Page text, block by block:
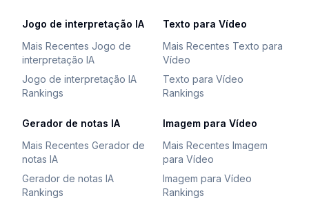
Jogo de interpretação IA
Mais Recentes Jogo de
interpretação IA
Jogo de interpretação IA
Rankings
Texto para Vídeo
Mais Recentes Texto para
Vídeo
Texto para Vídeo
Rankings
Gerador de notas IA
Mais Recentes Gerador de
notas IA
Gerador de notas IA
Rankings
Imagem para Vídeo
Mais Recentes Imagem
para Vídeo
Imagem para Vídeo
Rankings